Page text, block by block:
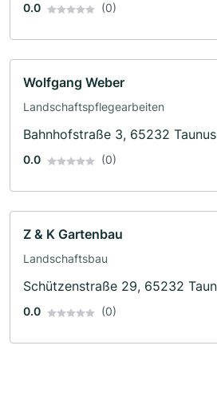
0.0 (0)
Wolfgang Weber
Landschaftspflegearbeiten
Bahnhofstraße 3, 65232
0.0 (0)
Z & K Gartenbau
Landschaftsbau
Schützenstraße 29, 65232
0.0 (0)